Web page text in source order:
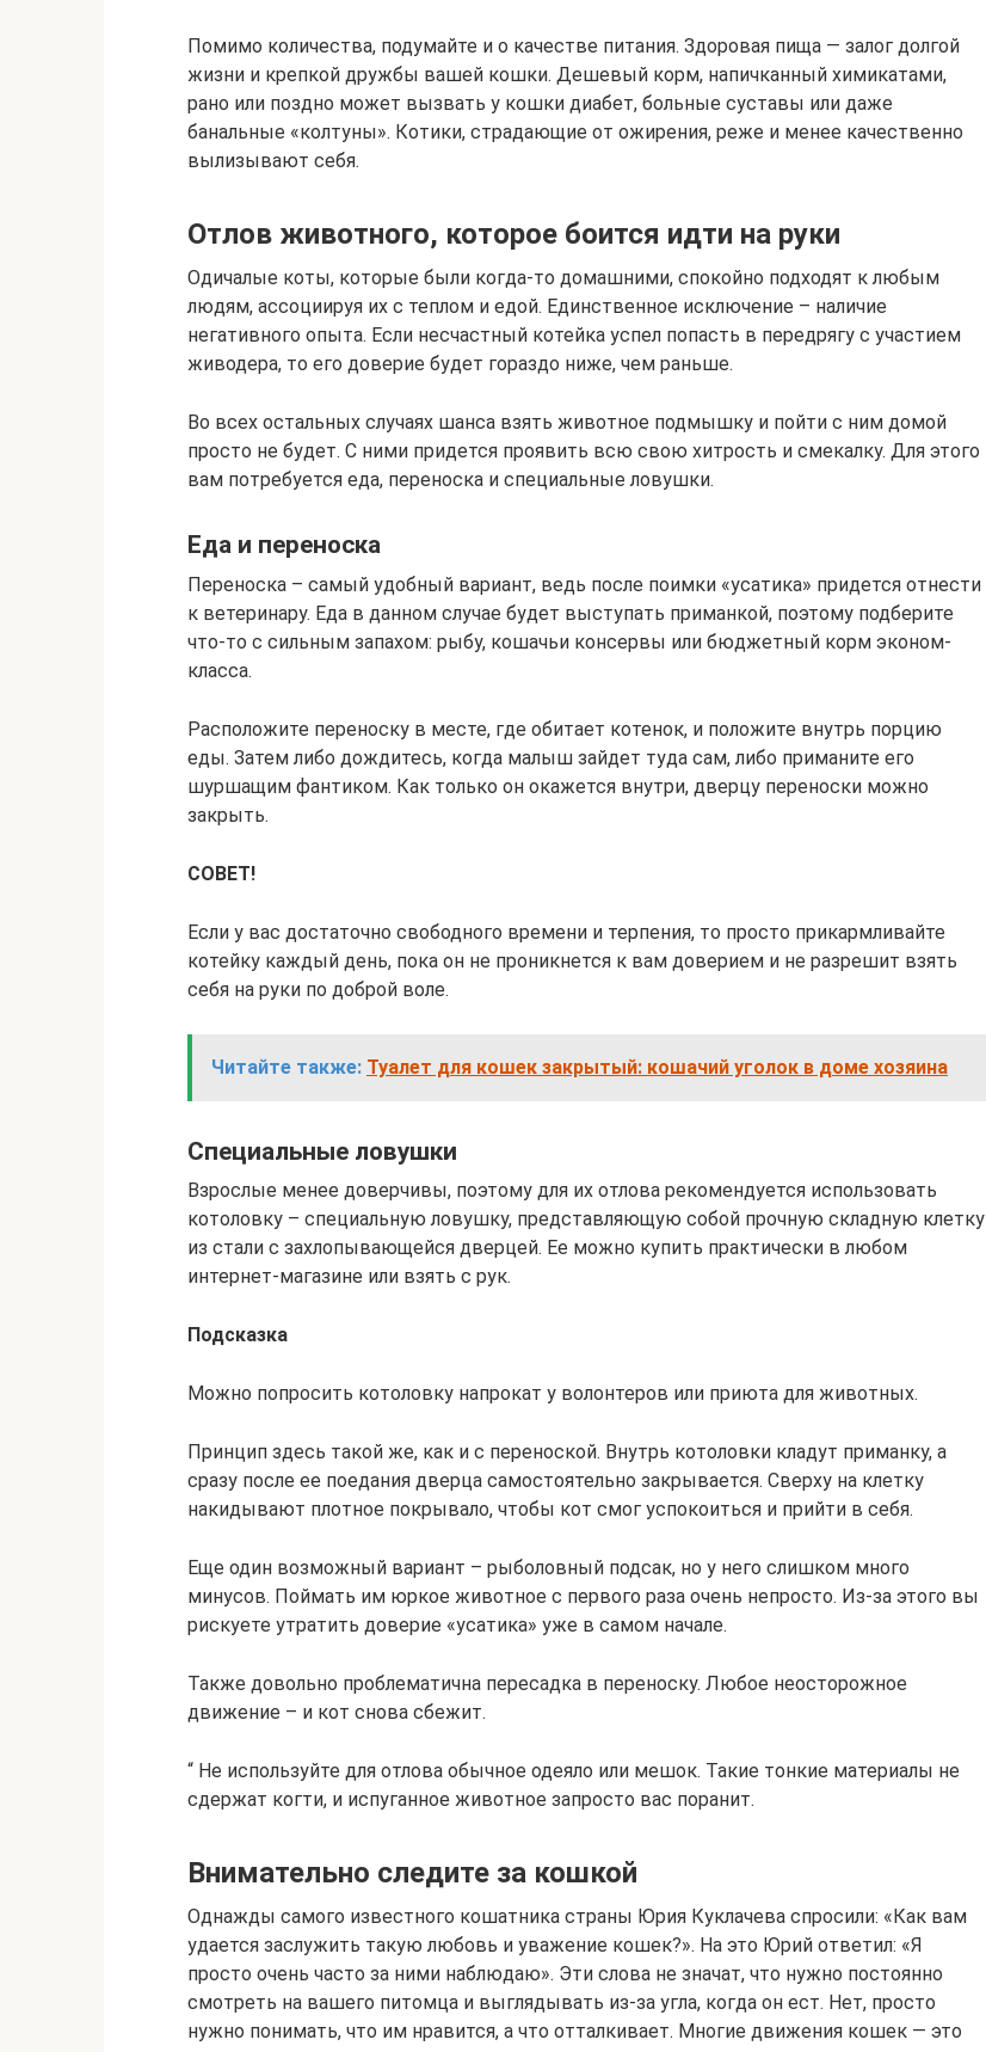
Помимо количества, подумайте и о качестве питания. Здоровая пища — залог долгой
жизни и крепкой дружбы вашей кошки. Дешевый корм, напичканный химикатами,
рано или поздно может вызвать у кошки диабет, больные суставы или даже
банальные «колтуны». Котики, страдающие от ожирения, реже и менее качественно
вылизывают себя.
Отлов животного, которое боится идти на руки
Одичалые коты, которые были когда-то домашними, спокойно подходят к любым
людям, ассоциируя их с теплом и едой. Единственное исключение – наличие
негативного опыта. Если несчастный котейка успел попасть в передрягу с участием
живодера, то его доверие будет гораздо ниже, чем раньше.
Во всех остальных случаях шанса взять животное подмышку и пойти с ним домой
просто не будет. С ними придется проявить всю свою хитрость и смекалку. Для этого
вам потребуется еда, переноска и специальные ловушки.
Еда и переноска
Переноска – самый удобный вариант, ведь после поимки «усатика» придется отнести
к ветеринару. Еда в данном случае будет выступать приманкой, поэтому подберите
что-то с сильным запахом: рыбу, кошачьи консервы или бюджетный корм эконом-
класса.
Расположите переноску в месте, где обитает котенок, и положите внутрь порцию
еды. Затем либо дождитесь, когда малыш зайдет туда сам, либо приманите его
шуршащим фантиком. Как только он окажется внутри, дверцу переноски можно
закрыть.
СОВЕТ!
Если у вас достаточно свободного времени и терпения, то просто прикармливайте
котейку каждый день, пока он не проникнется к вам доверием и не разрешит взять
себя на руки по доброй воле.
Читайте также: Туалет для кошек закрытый: кошачий уголок в доме хозяина
Специальные ловушки
Взрослые менее доверчивы, поэтому для их отлова рекомендуется использовать
котоловку – специальную ловушку, представляющую собой прочную складную клетку
из стали с захлопывающейся дверцей. Ее можно купить практически в любом
интернет-магазине или взять с рук.
Подсказка
Можно попросить котоловку напрокат у волонтеров или приюта для животных.
Принцип здесь такой же, как и с переноской. Внутрь котоловки кладут приманку, а
сразу после ее поедания дверца самостоятельно закрывается. Сверху на клетку
накидывают плотное покрывало, чтобы кот смог успокоиться и прийти в себя.
Еще один возможный вариант – рыболовный подсак, но у него слишком много
минусов. Поймать им юркое животное с первого раза очень непросто. Из-за этого вы
рискуете утратить доверие «усатика» уже в самом начале.
Также довольно проблематична пересадка в переноску. Любое неосторожное
движение – и кот снова сбежит.
“ Не используйте для отлова обычное одеяло или мешок. Такие тонкие материалы не
сдержат когти, и испуганное животное запросто вас поранит.
Внимательно следите за кошкой
Однажды самого известного кошатника страны Юрия Куклачева спросили: «Как вам
удается заслужить такую любовь и уважение кошек?». На это Юрий ответил: «Я
просто очень часто за ними наблюдаю». Эти слова не значат, что нужно постоянно
смотреть на вашего питомца и выглядывать из-за угла, когда он ест. Нет, просто
нужно понимать, что им нравится, а что отталкивает. Многие движения кошек — это